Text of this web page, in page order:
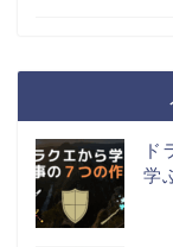
ド
学